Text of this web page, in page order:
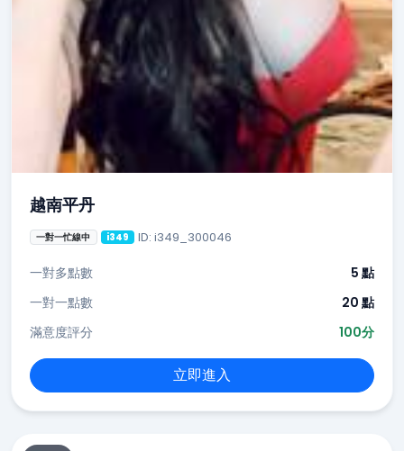
越南平丹
一對一忙線中 i349 ID: i349_300046
一對多點數
5 點
一對一點數
20 點
滿意度評分
100分
立即進入